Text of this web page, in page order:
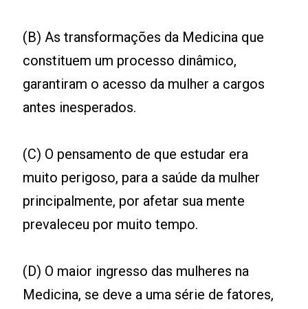
(B) As transformações da Medicina que
constituem um processo dinâmico,
garantiram o acesso da mulher a cargos
antes inesperados.
(C) O pensamento de que estudar era
muito perigoso, para a saúde da mulher
principalmente, por afetar sua mente
prevaleceu por muito tempo.
(D) O maior ingresso das mulheres na
Medicina, se deve a uma série de fatores,